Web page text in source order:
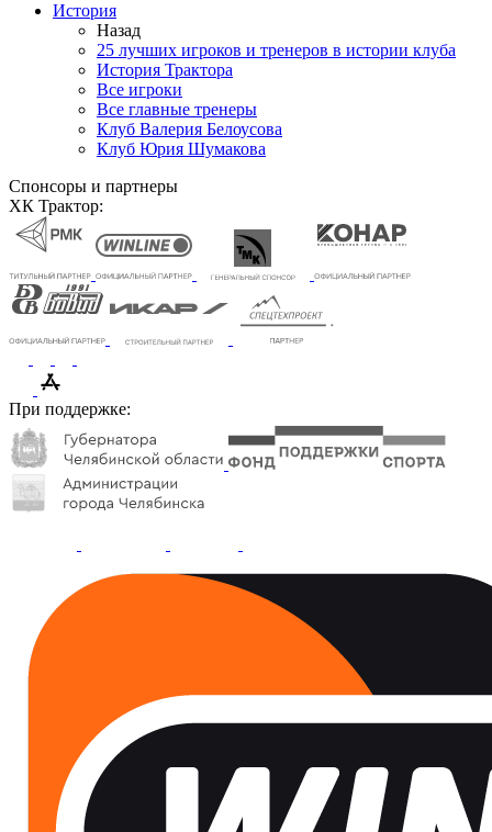
История
Назад
25 лучших игроков и тренеров в истории клуба
История Трактора
Все игроки
Все главные тренеры
Клуб Валерия Белоусова
Клуб Юрия Шумакова
Спонсоры и партнеры
ХК Трактор:
При поддержке: